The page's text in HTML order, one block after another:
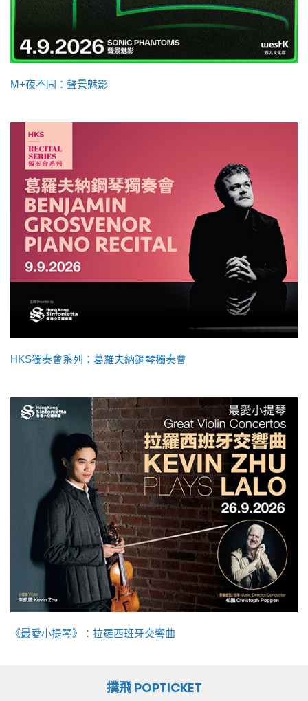
M+夜不同：聲景魅影
HKS獨奏會系列：葛羅夫納鋼琴獨奏會
《最愛小提琴》：拉羅西班牙交響曲
撲飛 POPTICKET